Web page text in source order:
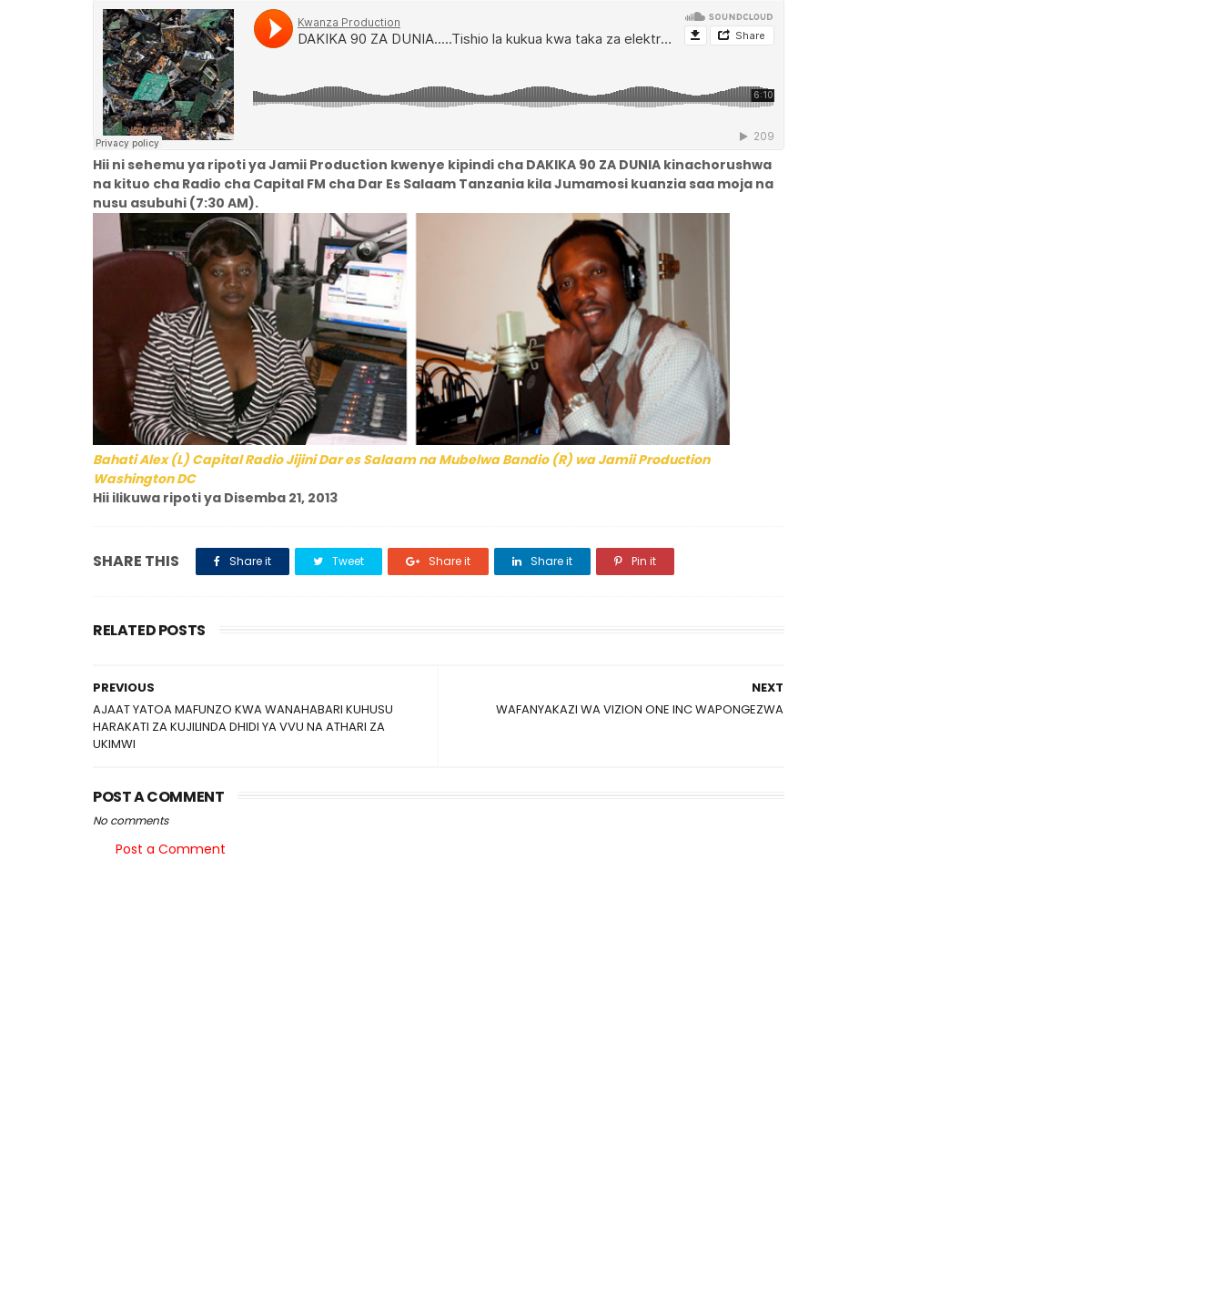
Hii ni sehemu ya ripoti ya Jamii Production kwenye kipindi cha DAKIKA 90 ZA DUNIA kinachorushwa
na kituo cha Radio cha Capital FM cha Dar Es Salaam Tanzania kila Jumamosi kuanzia saa moja na
nusu asubuhi (7:30 AM).
Bahati Alex (L) Capital Radio Jijini Dar es Salaam na Mubelwa Bandio (R) wa Jamii Production
Washington DC
Hii ilikuwa ripoti ya Disemba 21, 2013
SHARE THIS Share it Tweet Share it Share it Pin it
RELATED POSTS
NEXT
WAFANYAKAZI WA VIZION ONE INC WAPONGEZWA
PREVIOUS
AJAAT YATOA MAFUNZO KWA WANAHABARI KUHUSU
HARAKATI ZA KUJILINDA DHIDI YA VVU NA ATHARI ZA
UKIMWI
POST A COMMENT
No comments
Post a Comment